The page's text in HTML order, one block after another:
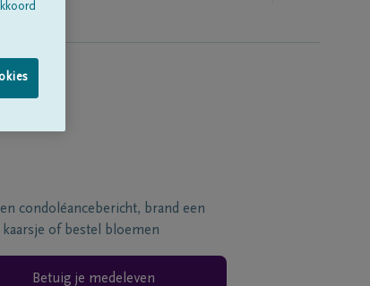
condoléancebericht, brand een
kaarsje of bestel bloemen
Betuig je medeleven